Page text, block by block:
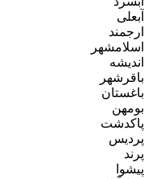
آبعلی
ارجمند
اسلامشهر
اندیشه
باقرشهر
باغستان
بومهن
پاکدشت
پردیس
پرند
پیشوا